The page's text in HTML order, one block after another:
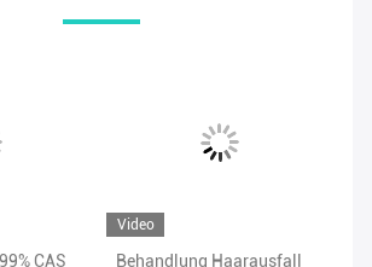
CAS
Video
Behandlung Haarausfall